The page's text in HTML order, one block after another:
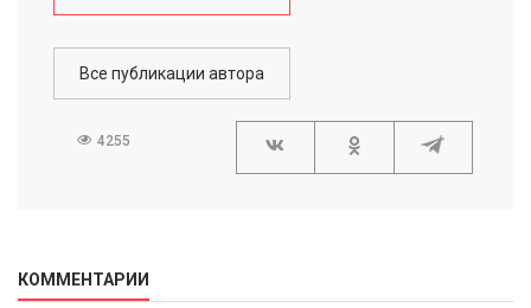
Все публикации автора
4255
КОММЕНТАРИИ